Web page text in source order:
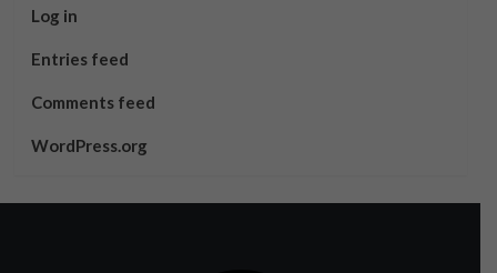
Log in
Entries feed
Comments feed
WordPress.org